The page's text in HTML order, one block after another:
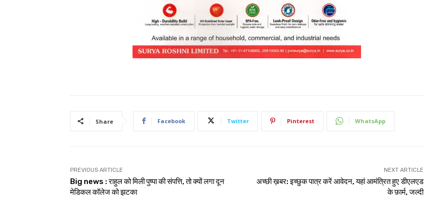
Share Facebook Twitter Pinterest WhatsApp
PREVIOUS ARTICLE
Big news : राहुल को मिली पुष्पा की संपत्ति, तो क्यों लगा दून
मेडिकल कॉलेज को झटका
NEXT ARTICLE
अच्छी ख़बर: इच्छुक पात्र करें आवेदन, यहां आमंत्रित हुए डीएलएड
के फ़ार्म, जल्दी